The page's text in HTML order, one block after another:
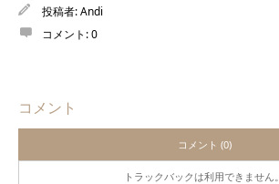
投稿者:Andi
コメント:0
コメント
コメント (0)
トラックバックは利用できません。